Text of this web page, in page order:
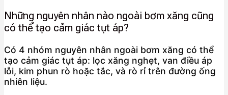
Những nguyên nhân nào ngoài bơm xăng cũng
có thể tạo cảm giác tụt áp?
Có 4 nhóm nguyên nhân ngoài bơm xăng có thể
tạo cảm giác tụt áp: lọc xăng nghẹt, van điều áp
lỗi, kim phun rò hoặc tắc, và rò rỉ trên đường ống
nhiên liệu.